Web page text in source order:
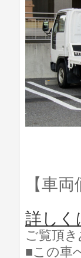
【車両
詳しく
ご覧頂
■この車